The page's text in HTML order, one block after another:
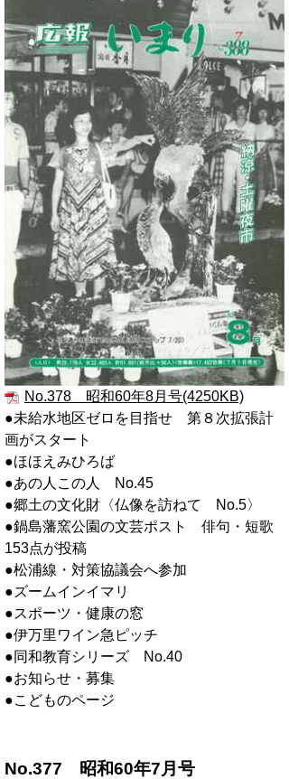
No.378 昭和60年8月号(4250KB)
●未給水地区ゼロを目指せ 第８次拡張計
画がスタート
●ほほえみひろば
●あの人この人 No.45
●郷土の文化財〈仏像を訪ねて No.5〉
●鍋島藩窯公園の文芸ポスト 俳句・短歌
153点が投稿
●松浦線・対策協議会へ参加
●ズームインイマリ
●スポーツ・健康の窓
●伊万里ワイン急ピッチ
●同和教育シリーズ No.40
●お知らせ・募集
●こどものページ
No.377 昭和60年7月号